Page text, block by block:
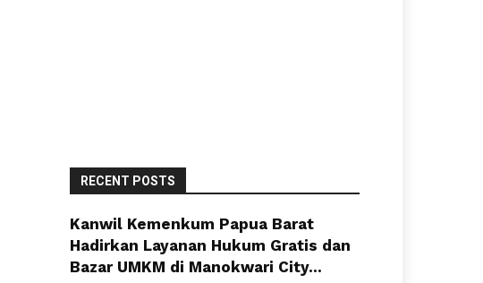
RECENT POSTS
Kanwil Kemenkum Papua Barat
Hadirkan Layanan Hukum Gratis dan
Bazar UMKM di Manokwari City...